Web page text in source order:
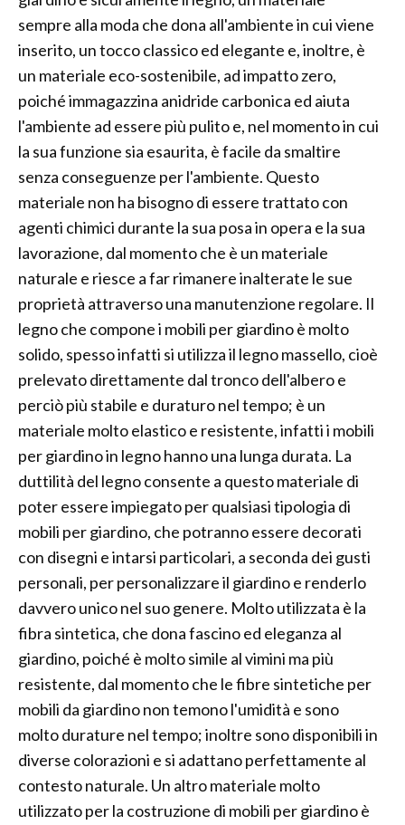
sempre alla moda che dona all'ambiente in cui viene
inserito, un tocco classico ed elegante e, inoltre, è
un materiale eco-sostenibile, ad impatto zero,
poiché immagazzina anidride carbonica ed aiuta
l'ambiente ad essere più pulito e, nel momento in cui
la sua funzione sia esaurita, è facile da smaltire
senza conseguenze per l'ambiente. Questo
materiale non ha bisogno di essere trattato con
agenti chimici durante la sua posa in opera e la sua
lavorazione, dal momento che è un materiale
naturale e riesce a far rimanere inalterate le sue
proprietà attraverso una manutenzione regolare. Il
legno che compone i mobili per giardino è molto
solido, spesso infatti si utilizza il legno massello, cioè
prelevato direttamente dal tronco dell'albero e
perciò più stabile e duraturo nel tempo; è un
materiale molto elastico e resistente, infatti i mobili
per giardino in legno hanno una lunga durata. La
duttilità del legno consente a questo materiale di
poter essere impiegato per qualsiasi tipologia di
mobili per giardino, che potranno essere decorati
con disegni e intarsi particolari, a seconda dei gusti
personali, per personalizzare il giardino e renderlo
davvero unico nel suo genere. Molto utilizzata è la
fibra sintetica, che dona fascino ed eleganza al
giardino, poiché è molto simile al vimini ma più
resistente, dal momento che le fibre sintetiche per
mobili da giardino non temono l'umidità e sono
molto durature nel tempo; inoltre sono disponibili in
diverse colorazioni e si adattano perfettamente al
contesto naturale. Un altro materiale molto
utilizzato per la costruzione di mobili per giardino è